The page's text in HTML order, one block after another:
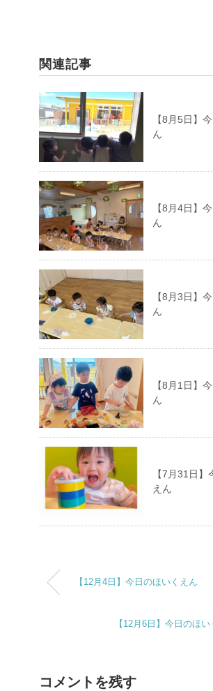
関連記事
【8月5日】
ん
【8月4日】
ん
【8月3日】
ん
【8月1日】
ん
【7月31日】
えん
【12月4日】今日のほいくえん
【12月6日】今日のほい
コメントを残す